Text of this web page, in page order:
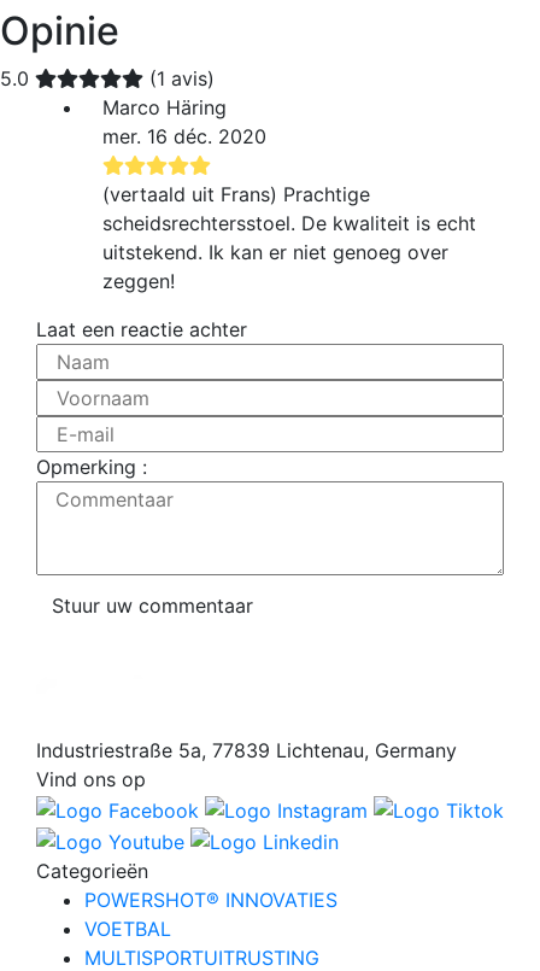
Opinie
5.0
(1 avis)
Marco Häring
mer. 16 déc. 2020
(vertaald uit Frans) Prachtige
scheidsrechtersstoel. De kwaliteit is echt
uitstekend. Ik kan er niet genoeg over
zeggen!
Laat een reactie achter
Naam
Voornaam
E-mail
Opmerking :
Commentaar
Stuur uw commentaar
Industriestraße 5a, 77839 Lichtenau, Germany
Vind ons op
Categorieën
POWERSHOT® INNOVATIES
VOETBAL
MULTISPORTUITRUSTING